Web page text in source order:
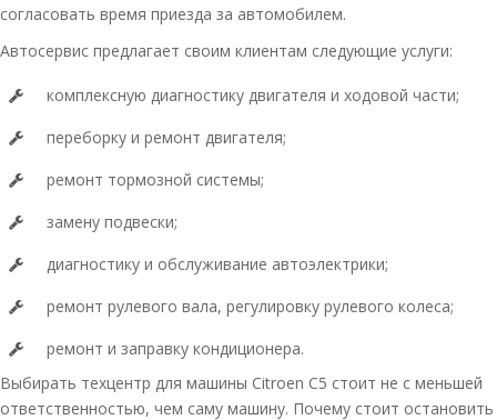
согласовать время приезда за автомобилем.
Автосервис предлагает своим клиентам следующие услуги:
комплексную диагностику двигателя и ходовой части;
переборку и ремонт двигателя;
ремонт тормозной системы;
замену подвески;
диагностику и обслуживание автоэлектрики;
ремонт рулевого вала, регулировку рулевого колеса;
ремонт и заправку кондиционера.
Выбирать техцентр для машины Citroen C5 стоит не с меньшей
ответственностью, чем саму машину. Почему стоит остановить